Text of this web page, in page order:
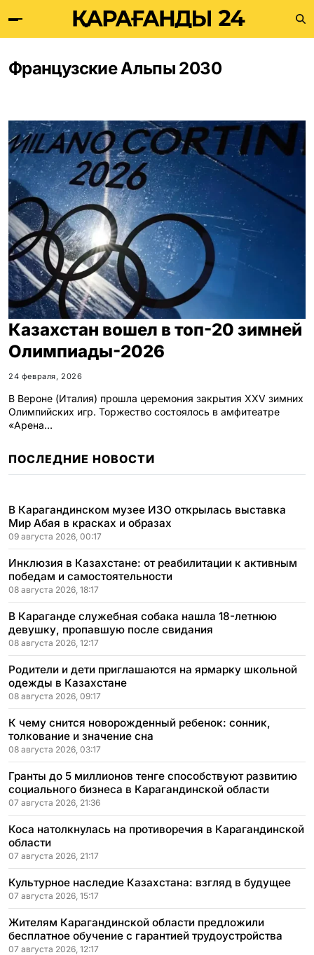
Французские Альпы 2030
Казахстан вошел в топ-20 зимней
Олимпиады-2026
24 февраля, 2026
В Вероне (Италия) прошла церемония закрытия XXV зимних
Олимпийских игр. Торжество состоялось в амфитеатре
«Арена…
ПОСЛЕДНИЕ НОВОСТИ
В Карагандинском музее ИЗО открылась выставка
Мир Абая в красках и образах
09 августа 2026, 00:17
Инклюзия в Казахстане: от реабилитации к активным
победам и самостоятельности
08 августа 2026, 18:17
В Караганде служебная собака нашла 18-летнюю
девушку, пропавшую после свидания
08 августа 2026, 12:17
Родители и дети приглашаются на ярмарку школьной
одежды в Казахстане
08 августа 2026, 09:17
К чему снится новорожденный ребенок: сонник,
толкование и значение сна
08 августа 2026, 03:17
Гранты до 5 миллионов тенге способствуют развитию
социального бизнеса в Карагандинской области
07 августа 2026, 21:36
Коса натолкнулась на противоречия в Карагандинской
области
07 августа 2026, 21:17
Культурное наследие Казахстана: взгляд в будущее
07 августа 2026, 15:17
Жителям Карагандинской области предложили
бесплатное обучение с гарантией трудоустройства
07 августа 2026, 12:17